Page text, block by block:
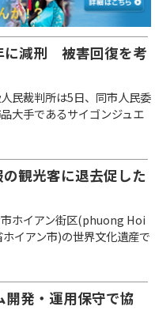
に減刑 被害回復を考
民裁判所は5日、同市人民委
大手であるサイゴンジュエ
観光客に退去促した
ホイアン街区(phuong Hoi
イアン市)の世界文化遺産で
発・運用保守で協